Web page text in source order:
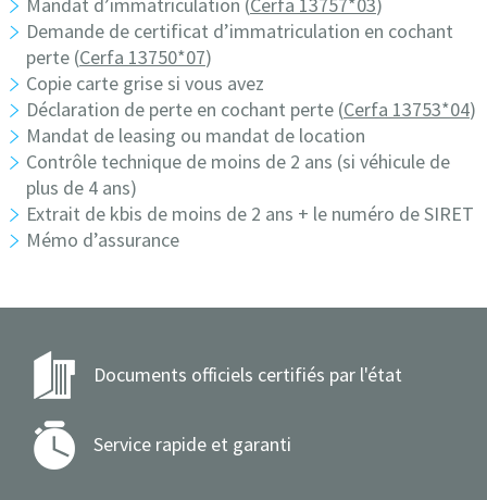
Mandat d’immatriculation (Cerfa 13757*03)
Demande de certificat d’immatriculation en cochant
perte (Cerfa 13750*07)
Copie carte grise si vous avez
Déclaration de perte en cochant perte (Cerfa 13753*04)
Mandat de leasing ou mandat de location
Contrôle technique de moins de 2 ans (si véhicule de
plus de 4 ans)
Extrait de kbis de moins de 2 ans + le numéro de SIRET
Mémo d’assurance
Documents officiels certifiés par l'état
Service rapide et garanti